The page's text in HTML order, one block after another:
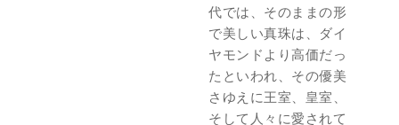
代では、そのままの形
で美しい真珠は、ダイ
ヤモンドより高価だっ
たといわれ、その優美
さゆえに王室、皇室、
そして人々に愛されて